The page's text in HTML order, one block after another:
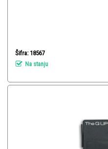
Šifra: 18567
Na stanju